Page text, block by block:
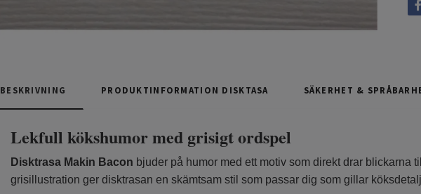
BESKRIVNING PRODUKTINFORMATION DISKTASA SÄKERHET &
Lekfull kökshumor med grisigt ordspel
Disktrasa Makin Bacon bjuder på humor med ett motiv som direkt drar blickarna
grisillustration ger disktrasan en skämtsam stil som passar dig som gillar